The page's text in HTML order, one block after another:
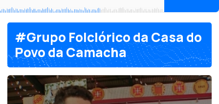
#Grupo Folclórico da Casa do
Povo da Camacha